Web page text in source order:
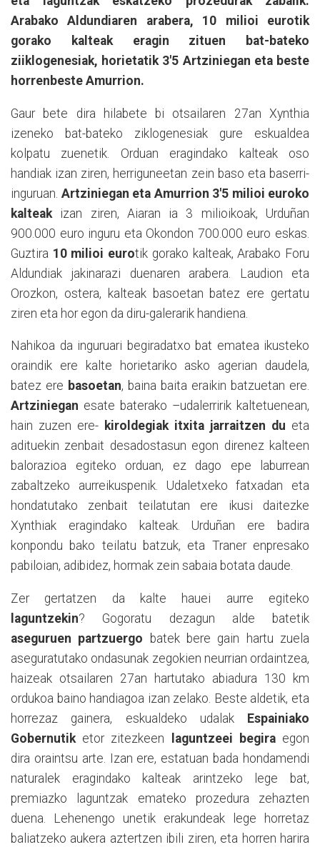
Arabako Aldundiaren arabera, 10 milioi eurotik
gorako kalteak eragin zituen bat-bateko
ziiklogenesiak, horietatik 3'5 Artziniegan eta beste
horrenbeste Amurrion.
Gaur bete dira hilabete bi otsailaren 27an Xynthia
izeneko bat-bateko ziklogenesiak gure eskualdea
kolpatu zuenetik. Orduan eragindako kalteak oso
handiak izan ziren, herriguneetan zein baso eta baserri-
inguruan. Artziniegan eta Amurrion 3'5 milioi euroko
kalteak izan ziren, Aiaran ia 3 milioikoak, Urduñan
900.000 euro inguru eta Okondon 700.000 euro eskas.
Guztira 10 milioi eurotik gorako kalteak, Arabako Foru
Aldundiak jakinarazi duenaren arabera. Laudion eta
Orozkon, ostera, kalteak basoetan batez ere gertatu
ziren eta hor egon da diru-galerarik handiena.
Nahikoa da inguruari begiradatxo bat ematea ikusteko
oraindik ere kalte horietariko asko agerian daudela,
batez ere basoetan, baina baita eraikin batzuetan ere.
Artziniegan esate baterako –udalerririk kaltetuenean,
hain zuzen ere- kiroldegiak itxita jarraitzen du eta
adituekin zenbait desadostasun egon direnez kalteen
balorazioa egiteko orduan, ez dago epe laburrean
zabaltzeko aurreikuspenik. Udaletxeko fatxadan eta
hondatutako zenbait teilatutan ere ikusi daitezke
Xynthiak eragindako kalteak. Urduñan ere badira
konpondu bako teilatu batzuk, eta Traner enpresako
pabiloian, adibidez, hormak zein sabaia botata daude.
Zer gertatzen da kalte hauei aurre egiteko
laguntzekin? Gogoratu dezagun alde batetik
aseguruen partzuergo batek bere gain hartu zuela
aseguratutako ondasunak zegokien neurrian ordaintzea,
haizeak otsailaren 27an hartutako abiadura 130 km
ordukoa baino handiagoa izan zelako. Beste aldetik, eta
horrezaz gainera, eskualdeko udalak Espainiako
Gobernutik etor zitezkeen laguntzeei begiraegon
dira oraintsu arte. Izan ere, estatuan bada hondamendi
naturalek eragindako kalteak arintzeko lege bat,
premiazko laguntzak emateko prozedura zehazten
duena. Lehenengo unetik erakundeak lege horretaz
baliatzeko aukera aztertzen ibili ziren, eta horren harira